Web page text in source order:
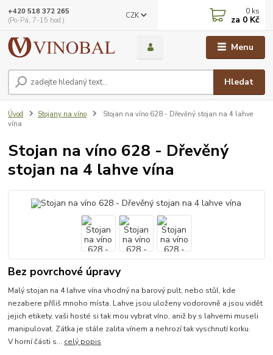
Menu
CZK
Hledat
+420 518 372 265
(Po-Pá, 7-15 hod.)
0 ks
za 0 Kč
Úvod Stojany na víno
Stojan na víno 628 - Dřevěný stojan na 4 lahve
vína
Stojan na víno 628 - Dřevěný
stojan na 4 lahve vína
Bez povrchové úpravy
Malý stojan na 4 lahve vína vhodný na barový pult, nebo stůl, kde
nezabere příliš mnoho místa. Lahve jsou uloženy vodorovně a jsou vidět
jejich etikety, vaši hosté si tak mou vybrat víno, aniž by s lahvemi museli
manipulovat. Zátka je stále zalita vínem a nehrozí tak vyschnutí korku.
V horní části s... celý popis